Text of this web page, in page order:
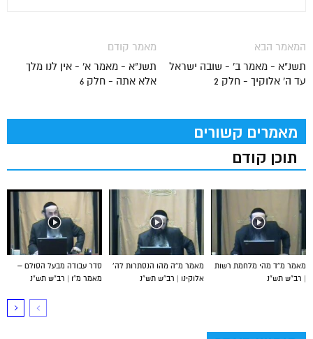
מאמר קודם
תשנ"א - מאמר א' - אין לנו מלך
אלא אתה - חלק 6
המאמר הבא
תשנ"א - מאמר ב' - שובה ישראל
עד ה' אלוקיך - חלק 2
מאמרים קשורים
תוכן קודם
סדר עבודה מבעל הסולם –
מאמר מ”ו | רב”ש תש”נ
מאמר מ”ה מהו הנסתרות לה’
אלוקינו | רב”ש תש”נ
מאמר מ”ד מהי מלחמת רשות
| רב”ש תש”נ